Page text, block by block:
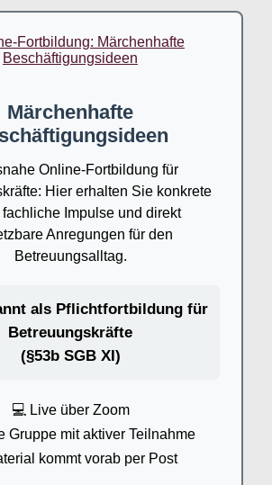
Märchenhafte
Online-Fortbildung für
Hier erhalten Sie konkrete
fachliche Impulse und direkt
Anregungen für den
Betreuungsalltag.
als Pflichtfortbildung für
Betreuungskräfte
(§53b SGB XI)
💻 Live über Zoom
Gruppe mit aktiver Teilnahme
kommt vorab per Post